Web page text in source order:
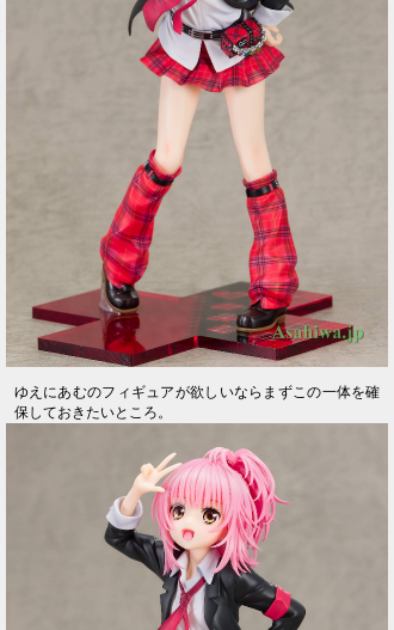
ゆえにあむのフィギュアが欲しいならまずこの一体を確
保しておきたいところ。